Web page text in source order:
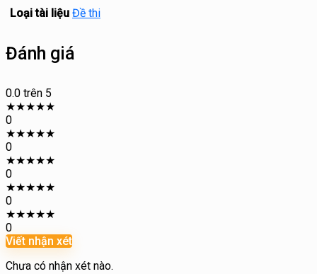
Loại tài liệu Đề thi
Đánh giá
0.0 trên 5
★★★★★
0
★★★★★
0
★★★★★
0
★★★★★
0
★★★★★
0
Viết nhận xét
Chưa có nhận xét nào.